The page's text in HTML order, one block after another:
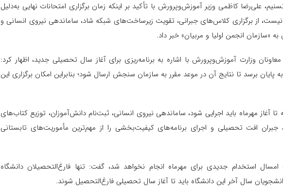
علی‌رضا کاظمی وزیر آموزش‌وپرورش با تأکید بر اینکه زمان برگزاری امتحانات نهایی به‌دلیل
نیست، از برگزاری کلاس‌های جبرانی، تقویت زیرساخت‌های شبکه شاد، ساماندهی نیروی انسانی و
«سازمان انجمن اولیا و مربیان» خبر داد.
وزارت آموزش‌وپرورش با اشاره به برنامه‌ریزی برای آغاز سال تحصیلی جدید، اظهار کرد:
پایان برسد تا نتایج آن در موعد مقرر به سازمان سنجش ارسال شود؛ بنابراین امکان برگزاری این
اینکه بیش از 780 برنامه تا آغاز مهرماه باید اجرایی شود، ساماندهی نیروی انسانی، ثبت‌نام دانش‌آموزان، توزیع کتاب‌های
افت تحصیلی و اجرای برنامه‌های کیفیت‌بخشی را از مهم‌ترین مأموریت‌های تابستانی
امسال استخدام جدیدی برای مهرماه انجام نخواهد شد، گفت: تنها فارغ‌التحصیلان دانشگاه
سال آخر این دانشگاه باید تا آغاز سال تحصیلی فارغ‌التحصیل شوند.